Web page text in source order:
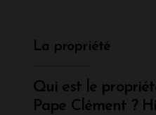
La propriété
Qui est le
Pape Clément ?